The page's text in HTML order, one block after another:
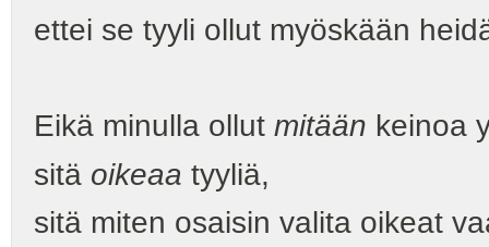
ettei se tyyli ollut myöskään
Eikä minulla ollut mitään keinoa
sitä oikeaa tyyliä,
sitä miten osaisin valita oikeat